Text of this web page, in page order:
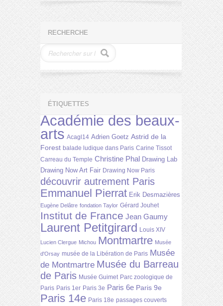
RECHERCHE
ÉTIQUETTES
Académie des beaux-
arts Acagl14 Adrien Goetz Astrid de la
Forest balade ludique dans Paris Carine Tissot
Carreau du Temple Christine Phal Drawing Lab
Drawing Now Art Fair Drawing Now Paris
découvrir autrement Paris
Emmanuel Pierrat Erik Desmazières
Eugène Delâtre fondation Taylor Gérard Jouhet
Institut de France Jean Gaumy
Laurent Petitgirard Louis XIV
Lucien Clergue Michou Montmartre Musée
d'Orsay musée de la Libération de Paris Musée
de Montmartre Musée du Barreau
de Paris Musée Guimet Parc zoologique de
Paris Paris 1er Paris 3e Paris 6e Paris 9e
Paris 14e Paris 18e passages couverts